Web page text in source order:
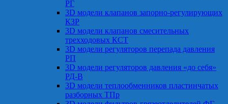
РГ
3D модели клапанов запорно-регулирующих
КЗР
3D модели клапанов смесительных
трехходовых КСТ
3D модели регуляторов перепада давления
РП
3D модели регуляторов давления «до себя»
РД-В
3D модели теплообменников пластинчатых
разборных ТПр